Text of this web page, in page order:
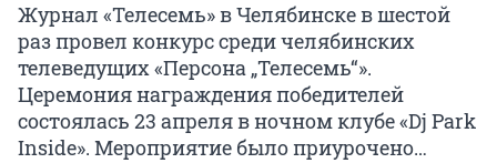
Журнал «Телесемь» в Челябинске в шестой
раз провел конкурс среди челябинских
телеведущих «Персона „Телесемь“».
Церемония награждения победителей
состоялась 23 апреля в ночном клубе «Dj Park
Inside». Мероприятие было приурочено…